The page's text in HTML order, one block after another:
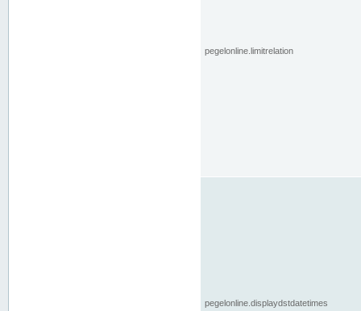
pegelonline.limitrelation
pegelonline.displaydstdatetimes